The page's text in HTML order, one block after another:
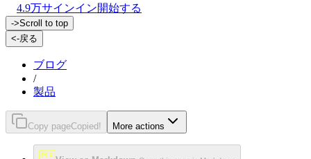
4.9万サインイン開始する
->Scroll to top
<-戻る
ブログ
/
製品
Copy pageCopied! More actions